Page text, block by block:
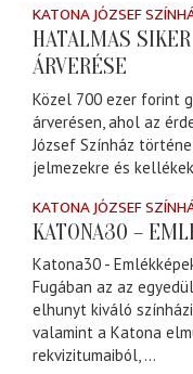
KATONA JÓZSEF
HATALMAS
ÁRVERÉSE
Közel 700 ezer forint
árverésen, ahol az
József Színház
jelmezekre és
KATONA JÓZSEF
KATONA30 –
Katona30 -
Fugában az az
elhunyt kiváló
valamint a Katona
rekvizitumaiból, ...